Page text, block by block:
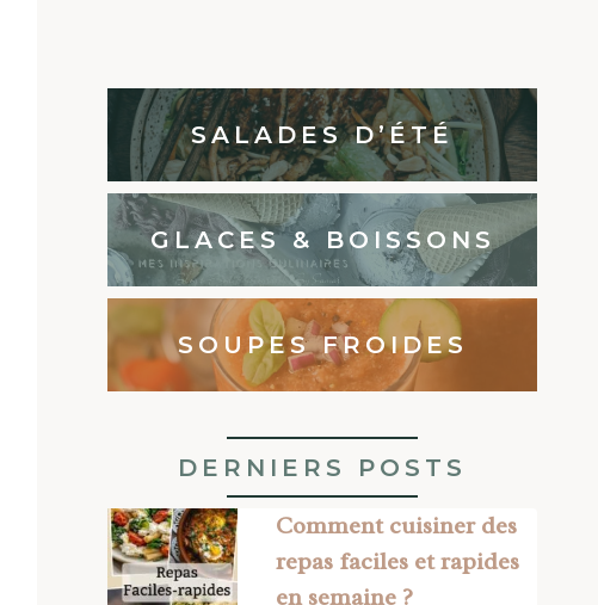
SALADES D’ÉTÉ
GLACES & BOISSONS
SOUPES FROIDES
DERNIERS POSTS
Comment cuisiner des
repas faciles et rapides
en semaine ?